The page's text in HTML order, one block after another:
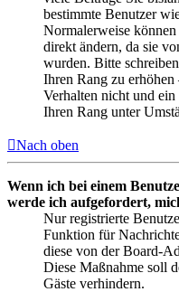
bestimmte Benutzer
Normalerweise
direkt ändern, da sie
wurden. Bitte
Ihren Rang zu
Verhalten nicht und
Ihren Rang unter
Nach oben
Wenn ich bei einem
werde ich aufgefordert,
Nur registrierte
Funktion für
diese von der Board-
Diese Maßnahme soll
Gäste verhindern.